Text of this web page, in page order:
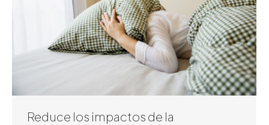
Reduce los impactos de la